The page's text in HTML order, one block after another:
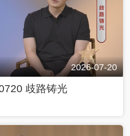
2026-07-20
歧路铸光